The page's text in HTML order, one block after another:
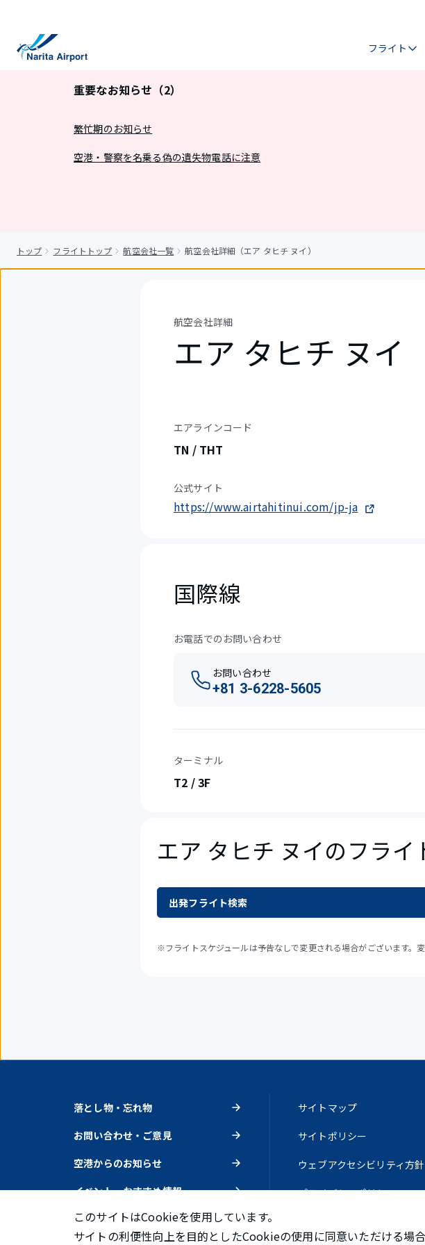
フライト
重要なお知らせ（2）
繁忙期のお知らせ
空港・警察を名乗る偽の遺失物電話に注意
トップ フライトトップ 航空会社一覧 航空会社詳細（エア タヒチ ヌイ）
航空会社詳細
エア タヒチ ヌイ
エアラインコード
TN / THT
公式サイト
https://www.airtahitinui.com/jp-ja
国際線
お電話でのお問い合わせ
お問い合わせ
+81 3-6228-5605
ターミナル
T2 / 3F
エア タヒチ ヌイのフライ
出発フライト検索
※フライトスケジュールは予告なしで変更される場合がございます。
落とし物・忘れ物
お問い合わせ・ご意見
空港からのお知らせ
イベント・おすすめ情報
サイトマップ
サイトポリシー
ウェブアクセシビリティ方針
プライバシーポリシー
このサイトはCookieを使用しています。
サイトの利便性向上を目的としたCookieの使用に同意いただける場